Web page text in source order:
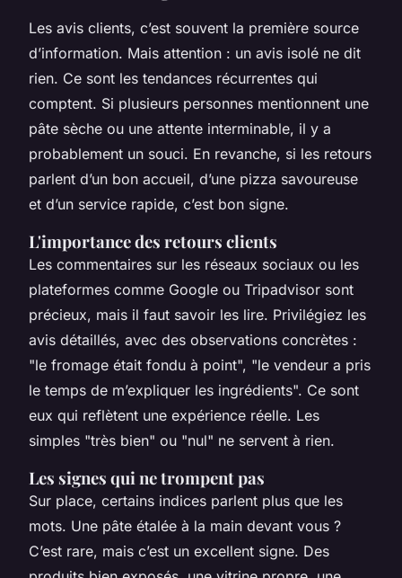
Les avis clients, c’est souvent la première source
d’information. Mais attention : un avis isolé ne dit
rien. Ce sont les tendances récurrentes qui
comptent. Si plusieurs personnes mentionnent une
pâte sèche ou une attente interminable, il y a
probablement un souci. En revanche, si les retours
parlent d’un bon accueil, d’une pizza savoureuse
et d’un service rapide, c’est bon signe.
L'importance des retours clients
Les commentaires sur les réseaux sociaux ou les
plateformes comme Google ou Tripadvisor sont
précieux, mais il faut savoir les lire. Privilégiez les
avis détaillés, avec des observations concrètes :
"le fromage était fondu à point", "le vendeur a pris
le temps de m’expliquer les ingrédients". Ce sont
eux qui reflètent une expérience réelle. Les
simples "très bien" ou "nul" ne servent à rien.
Les signes qui ne trompent pas
Sur place, certains indices parlent plus que les
mots. Une pâte étalée à la main devant vous ?
C’est rare, mais c’est un excellent signe. Des